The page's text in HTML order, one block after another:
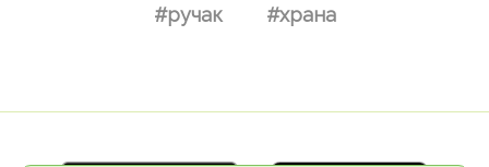
#ручак #храна